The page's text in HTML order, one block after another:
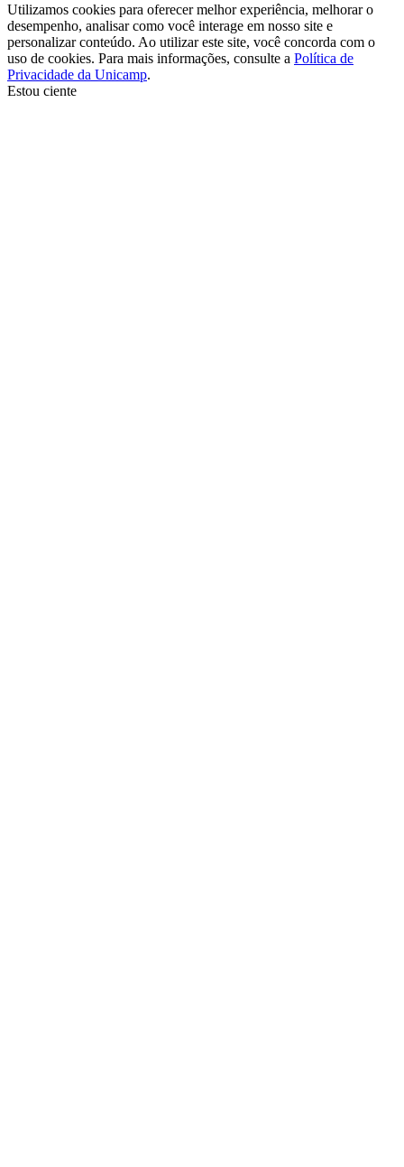
Utilizamos cookies para oferecer melhor experiência, melhorar o
desempenho, analisar como você interage em nosso site e
personalizar conteúdo. Ao utilizar este site, você concorda com o
uso de cookies. Para mais informações, consulte a Política de
Privacidade da Unicamp.
Estou ciente